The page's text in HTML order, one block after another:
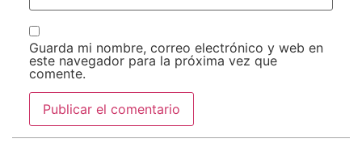
Guarda mi nombre, correo electrónico y web en
este navegador para la próxima vez que
comente.